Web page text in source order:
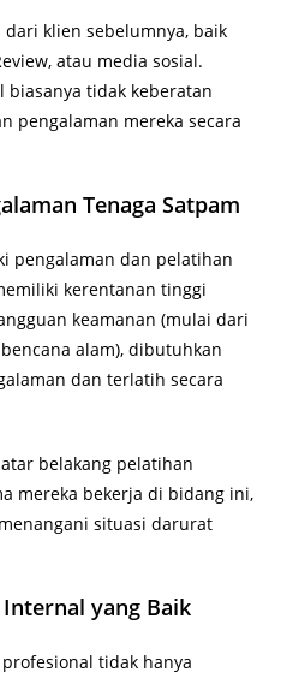
klien sebelumnya, baik
atau media sosial.
biasanya tidak keberatan
pengalaman mereka secara
Tenaga Satpam
pengalaman dan pelatihan
kerentanan tinggi
keamanan (mulai dari
alam), dibutuhkan
dan terlatih secara
belakang pelatihan
mereka bekerja di bidang ini,
situasi darurat
yang Baik
tidak hanya